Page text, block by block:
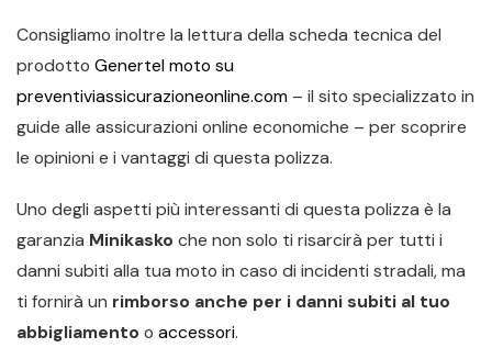
Consigliamo inoltre la lettura della scheda tecnica del
prodotto Genertel moto su
preventiviassicurazioneonline.com – il sito specializzato in
guide alle assicurazioni online economiche – per scoprire
le opinioni e i vantaggi di questa polizza.
Uno degli aspetti più interessanti di questa polizza è la
garanzia Minikasko che non solo ti risarcirà per tutti i
danni subiti alla tua moto in caso di incidenti stradali, ma
ti fornirà un rimborso anche per i danni subiti al tuo
abbigliamento o accessori.